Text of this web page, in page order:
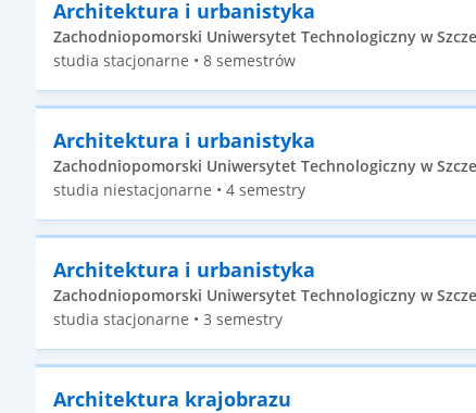
Architektura i urbanistyka
Zachodniopomorski Uniwersytet Technologiczny w
studia stacjonarne • 8 semestrów
Architektura i urbanistyka
Zachodniopomorski Uniwersytet Technologiczny w
studia niestacjonarne • 4 semestry
Architektura i urbanistyka
Zachodniopomorski Uniwersytet Technologiczny w
studia stacjonarne • 3 semestry
Architektura krajobrazu